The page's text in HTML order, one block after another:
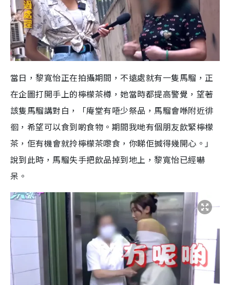
當日，黎寬怡正在拍攝期間，不遠處就有一隻馬騮，正
在企圖打開手上的檸檬茶樽，她當時都提高警覺，望著
該隻馬騮講對白，「庵堂有唔少祭品，馬騮會喺附近徘
徊，希望可以食到啲食物。期間我哋有個朋友飲緊檸檬
茶，佢有機會就拎檸檬茶嚟食，你睇佢搣得幾開心。」
說到此時，馬騮失手把飲品掉到地上，黎寬怡已經嚇
呆。